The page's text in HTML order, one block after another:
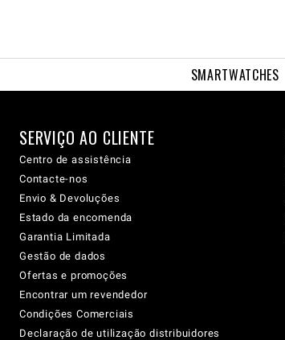
SMARTWATCHES
SERVIÇO AO CLIENTE
Centro de assistência
Contacte-nos
Envio & Devoluções
Estado da encomenda
Garantia Limitada
Gestão de dados
Ofertas e promoções
Encontrar um revendedor
Condições Comerciais
Declaração de utilização distribuidores